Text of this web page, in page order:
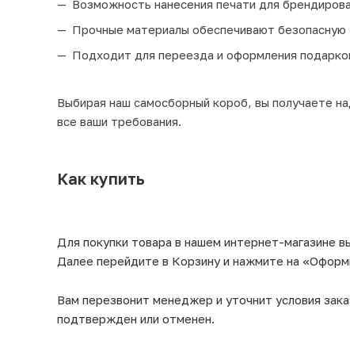
Возможность нанесения печати для
Прочные материалы обеспечивают
Подходит для переезда и оформления
Выбирая наш самосборный короб, вы получаете
все ваши требования.
Как купить
Для покупки товара в нашем интернет-магазине
Далее перейдите в Корзину и нажмите на
Вам перезвонит менеджер и уточнит условия
подтвержден или отменен.